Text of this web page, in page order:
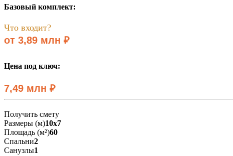
Базовый комплект:
Что входит?
от 3,89 млн ₽
Цена под ключ:
7,49 млн ₽
Получить смету
Размеры (м)10х7
Площадь (м²)60
Спальни2
Санузлы1